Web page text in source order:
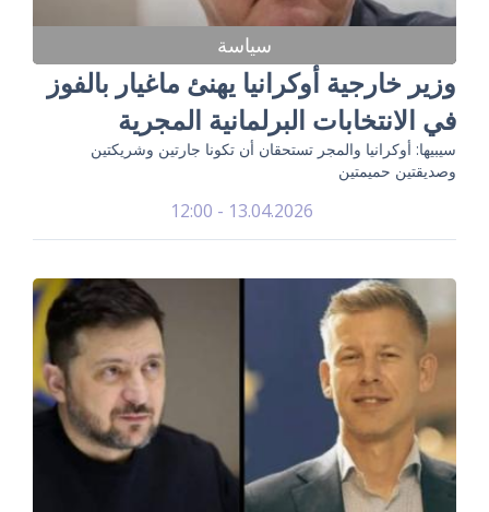
سياسة
وزير خارجية أوكرانيا يهنئ ماغيار بالفوز
في الانتخابات البرلمانية المجرية
سيبيها: أوكرانيا والمجر تستحقان أن تكونا جارتين وشريكتين
وصديقتين حميمتين
13.04.2026 - 12:00